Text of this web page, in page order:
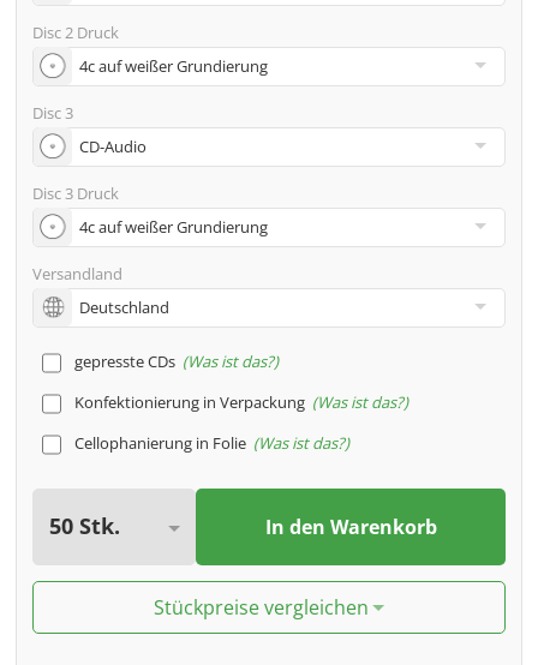
Disc 2 Druck
Disc 3
Disc 3 Druck
Versandland
gepresste CDs Was ist das?
Konfektionierung in Verpackung Was ist das?
Cellophanierung in Folie Was ist das?
In den Warenkorb
Stückpreise vergleichen